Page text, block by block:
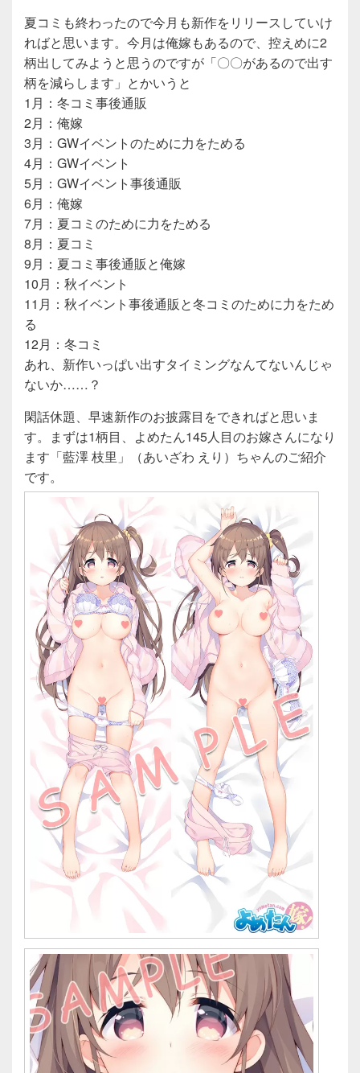
夏コミも終わったので今月も新作をリリースしていけ
ればと思います。今月は俺嫁もあるので、控えめに2
柄出してみようと思うのですが「〇〇があるので出す
柄を減らします」とかいうと
1月：冬コミ事後通販
2月：俺嫁
3月：GWイベントのために力をためる
4月：GWイベント
5月：GWイベント事後通販
6月：俺嫁
7月：夏コミのために力をためる
8月：夏コミ
9月：夏コミ事後通販と俺嫁
10月：秋イベント
11月：秋イベント事後通販と冬コミのために力をため
る
12月：冬コミ
あれ、新作いっぱい出すタイミングなんてないんじゃ
ないか……？
閑話休題、早速新作のお披露目をできればと思いま
す。まずは1柄目、よめたん145人目のお嫁さんになり
ます「藍澤 枝里」（あいざわ えり）ちゃんのご紹介
です。